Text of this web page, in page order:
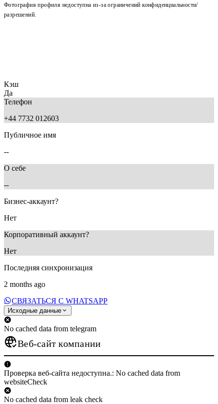
Фотография профиля недоступна из-за ограничений конфиденциальности/
разрешений.
Кэш
Да
Телефон
+44 7732 012603
Публичное имя
--
О себе
--
Бизнес-аккаунт?
Нет
Корпоративный аккаунт?
Нет
Последняя синхронизация
2 months ago
СВЯЗАТЬСЯ С WHATSAPP
Исходные данные
No cached data from telegram
Веб-сайт компании
Проверка веб-сайта недоступна.: No cached data from
websiteCheck
No cached data from leak check